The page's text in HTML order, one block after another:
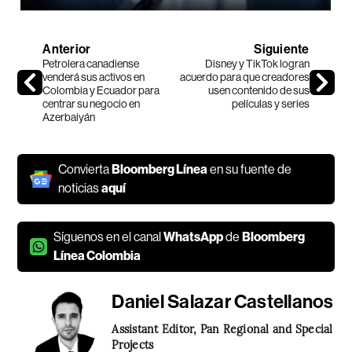
Anterior
Petrolera canadiense
venderá sus activos en
Colombia y Ecuador para
centrar su negocio en
Azerbaiyán
Siguiente
Disney y TikTok logran
acuerdo para que creadores
usen contenido de sus
películas y series
ConviertaBloomberg Líneaen su fuente de
noticiasaquí
Síguenos en el canalWhatsAppdeBloomberg
Línea Colombia
Daniel Salazar Castellanos
Assistant Editor, Pan Regional and Special
Projects